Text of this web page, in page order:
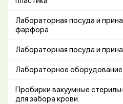
Лабораторная посуда и
фарфора
Лабораторная посуда и
Лабораторное оборудование
Пробирки вакуумные
для забора крови.